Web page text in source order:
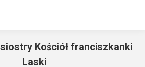
siostry Kościół franciszkanki
Laski